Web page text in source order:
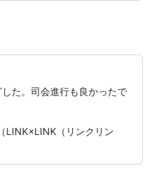
た。司会進行も良かったで
LINK×LINK（リンクリン